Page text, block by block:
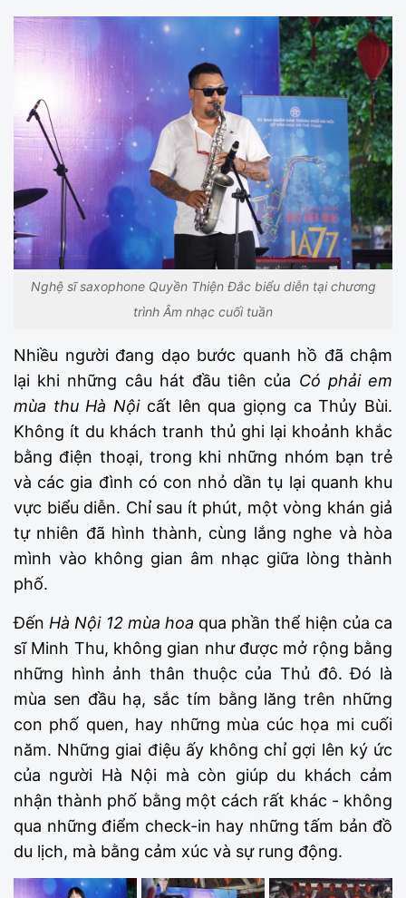
Nghệ sĩ saxophone Quyền Thiện Đắc biểu diễn tại chương
trình Âm nhạc cuối tuần
Nhiều người đang dạo bước quanh hồ đã chậm
lại khi những câu hát đầu tiên của Có phải em
mùa thu Hà Nộicất lên qua giọng ca Thủy Bùi.
Không ít du khách tranh thủ ghi lại khoảnh khắc
bằng điện thoại, trong khi những nhóm bạn trẻ
và các gia đình có con nhỏ dần tụ lại quanh khu
vực biểu diễn. Chỉ sau ít phút, một vòng khán giả
tự nhiên đã hình thành, cùng lắng nghe và hòa
mình vào không gian âm nhạc giữa lòng thành
phố.
Đến Hà Nội 12 mùa hoa qua phần thể hiện của ca
sĩ Minh Thu, không gian như được mở rộng bằng
những hình ảnh thân thuộc của Thủ đô. Đó là
mùa sen đầu hạ, sắc tím bằng lăng trên những
con phố quen, hay những mùa cúc họa mi cuối
năm. Những giai điệu ấy không chỉ gợi lên ký ức
của người Hà Nội mà còn giúp du khách cảm
nhận thành phố bằng một cách rất khác - không
qua những điểm check-in hay những tấm bản đồ
du lịch, mà bằng cảm xúc và sự rung động.